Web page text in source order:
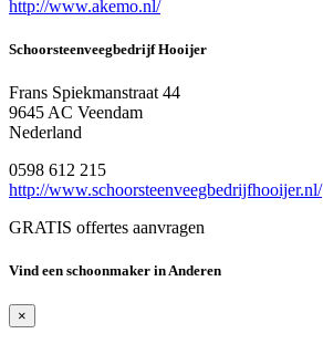
http://www.akemo.nl/
Schoorsteenveegbedrijf Hooijer
Frans Spiekmanstraat 44
9645 AC Veendam
Nederland
0598 612 215
http://www.schoorsteenveegbedrijfhooijer.nl/
GRATIS offertes aanvragen
Vind een schoonmaker in Anderen
×